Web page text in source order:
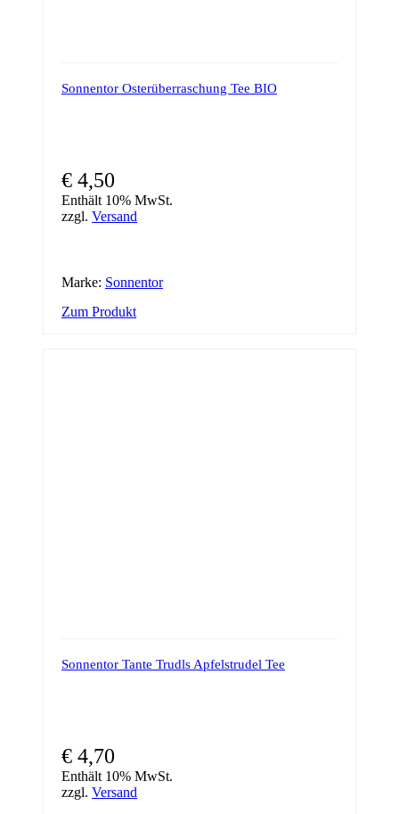
Sonnentor Osterüberraschung Tee BIO
€ 4,50
Enthält 10% MwSt.
zzgl. Versand
Marke: Sonnentor
Zum Produkt
Sonnentor Tante Trudls Apfelstrudel Tee
€ 4,70
Enthält 10% MwSt.
zzgl. Versand